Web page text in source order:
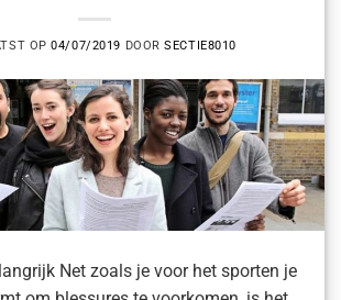
OP04/07/2019 DOORSECTIE8010
Net zoals je voor het sporten je